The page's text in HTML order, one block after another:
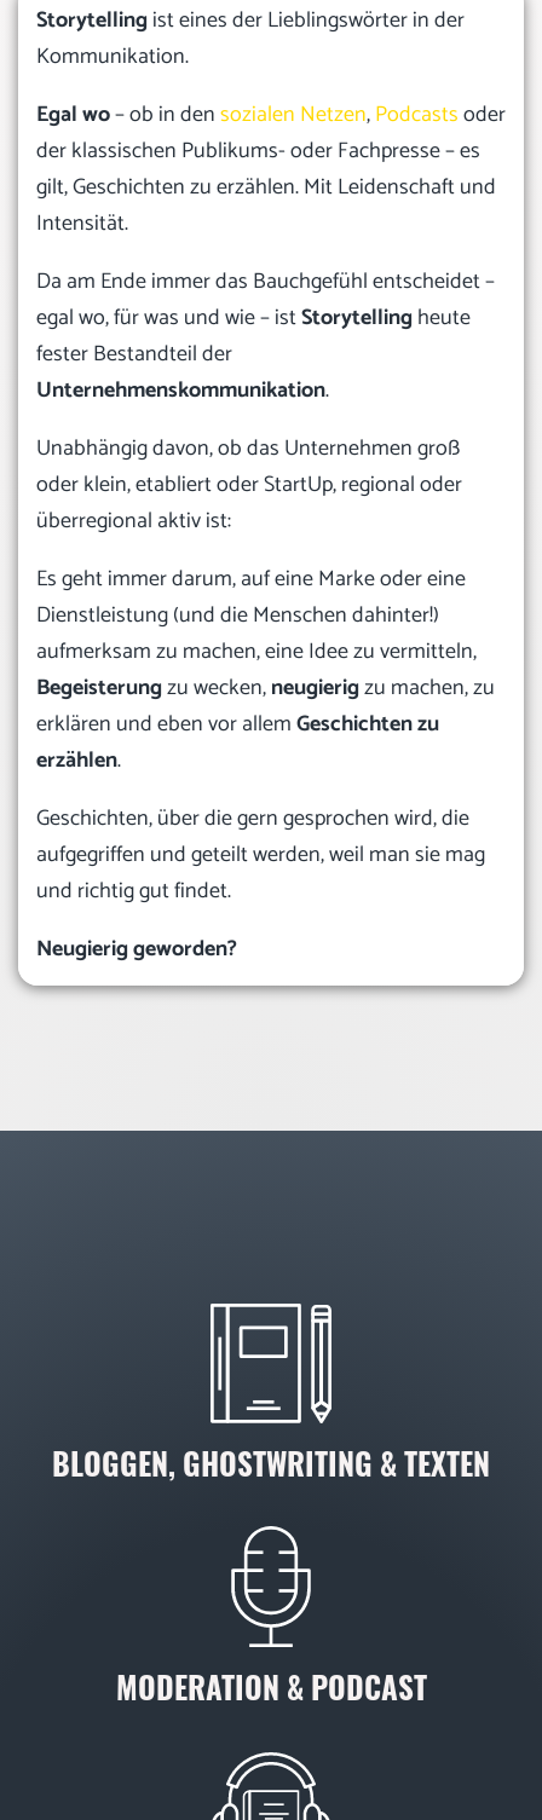
Storytellingist eines der Lieblingswörter in der
Kommunikation.
Egal wo– ob in densozialen Netzen,Podcastsoder
der klassischen Publikums- oder Fachpresse – es
gilt, Geschichten zu erzählen. Mit Leidenschaft und
Intensität.
Da am Ende immer das Bauchgefühl entscheidet –
egal wo, für was und wie – istStorytellingheute
fester Bestandteil der
Unternehmenskommunikation.
Unabhängig davon, ob das Unternehmen groß
oder klein, etabliert oder StartUp, regional oder
überregional aktiv ist:
Es geht immer darum, auf eine Marke oder eine
Dienstleistung (und die Menschen dahinter!)
aufmerksam zu machen, eine Idee zu vermitteln,
Begeisterungzu wecken,neugierigzu machen, zu
erklären und eben vor allemGeschichten zu
erzählen.
Geschichten, über die gern gesprochen wird, die
aufgegriffen und geteilt werden, weil man sie mag
und richtig gut findet.
Neugierig geworden?
BLOGGEN, GHOSTWRITING & TEXTEN
MODERATION & PODCAST